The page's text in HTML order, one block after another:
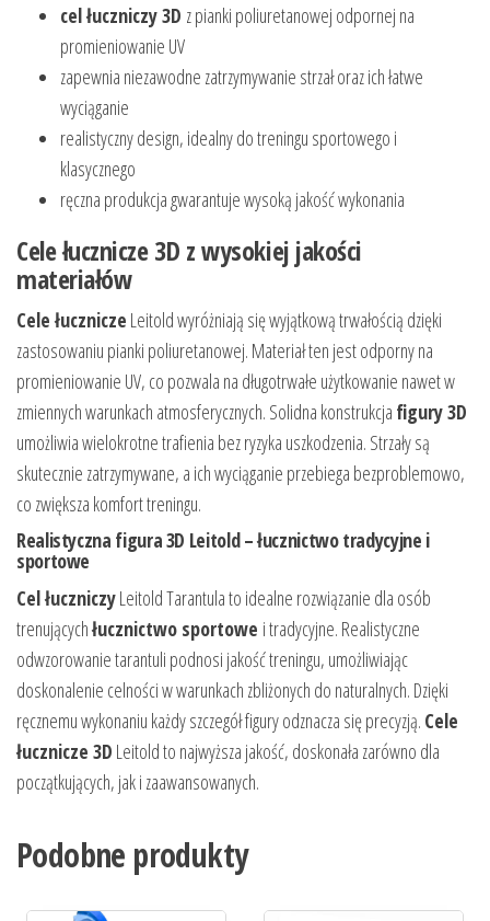
cel łuczniczy 3D z pianki poliuretanowej odpornej na
promieniowanie UV
zapewnia niezawodne zatrzymywanie strzał oraz ich łatwe
wyciąganie
realistyczny design, idealny do treningu sportowego i
klasycznego
ręczna produkcja gwarantuje wysoką jakość wykonania
Cele łucznicze 3D z wysokiej jakości
materiałów
Cele łucznicze Leitold wyróżniają się wyjątkową trwałością dzięki
zastosowaniu pianki poliuretanowej. Materiał ten jest odporny na
promieniowanie UV, co pozwala na długotrwałe użytkowanie nawet w
zmiennych warunkach atmosferycznych. Solidna konstrukcja figury 3D
umożliwia wielokrotne trafienia bez ryzyka uszkodzenia. Strzały są
skutecznie zatrzymywane, a ich wyciąganie przebiega bezproblemowo,
co zwiększa komfort treningu.
Realistyczna figura 3D Leitold – łucznictwo tradycyjne i
sportowe
Cel łuczniczyLeitold Tarantula to idealne rozwiązanie dla osób
trenującychłucznictwo sportowe i tradycyjne. Realistyczne
odwzorowanie tarantuli podnosi jakość treningu, umożliwiając
doskonalenie celności w warunkach zbliżonych do naturalnych. Dzięki
ręcznemu wykonaniu każdy szczegół figury odznacza się precyzją. Cele
łucznicze 3D Leitold to najwyższa jakość, doskonała zarówno dla
początkujących, jak i zaawansowanych.
Podobne produkty